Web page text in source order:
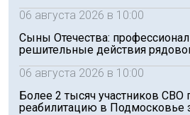
06 августа 2026 в 10:00
Сыны Отечества:
решительные действия
06 августа 2026 в 10:00
Более 2 тысяч участников СВО
реабилитацию в Подмосковье